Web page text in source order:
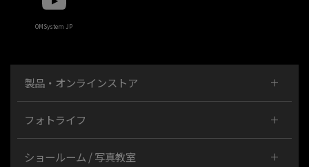
OMSystem JP
製品・オンラインストア
フォトライフ
ショールーム / 写真教室